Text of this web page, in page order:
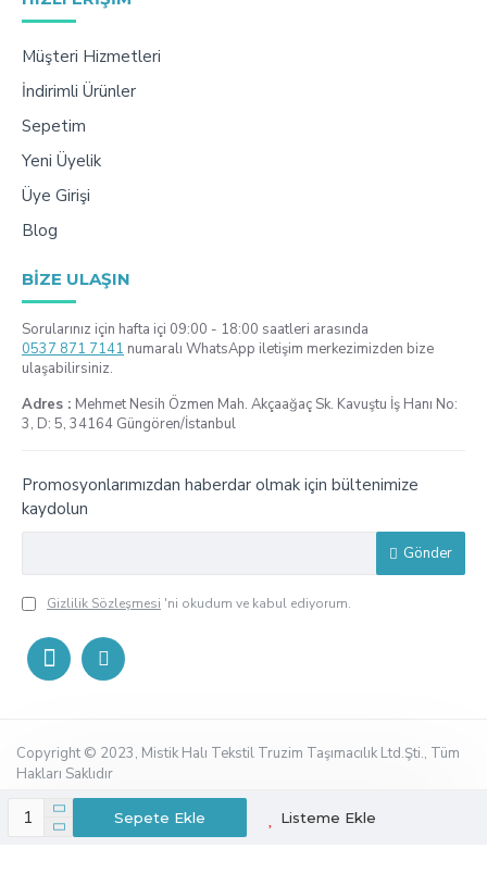
Sepete Ekle Listeme Ekle
Müşteri Hizmetleri
İndirimli Ürünler
Sepetim
Yeni Üyelik
Üye Girişi
Blog
BIZE ULAŞIN
Sorularınız için hafta içi 09:00 - 18:00 saatleri arasında
0537 871 7141 numaralı WhatsApp iletişim merkezimizden bize
ulaşabilirsiniz.
Adres : Mehmet Nesih Özmen Mah. Akçaağaç Sk. Kavuştu İş Hanı No:
3, D: 5, 34164 Güngören/İstanbul
Promosyonlarımızdan haberdar olmak için bültenimize
kaydolun
Gönder
Gizlilik Sözleşmesi 'ni okudum ve kabul ediyorum.
Copyright © 2023, Mistik Halı Tekstil Truzim Taşımacılık Ltd.Şti., Tüm
Hakları Saklıdır